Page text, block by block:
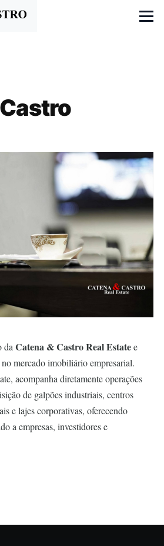
Menu
da Catena & Castro Real Estatee
mercado imobiliário empresarial.
acompanha diretamente operações
de galpões industriais, centros
e lajes corporativas, oferecendo
a empresas, investidores e